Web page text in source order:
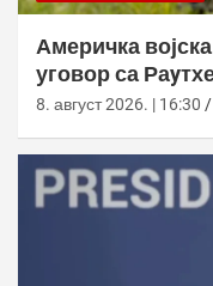
Америчка
уговор са
милиона долара
8. август 2026. | 16:30